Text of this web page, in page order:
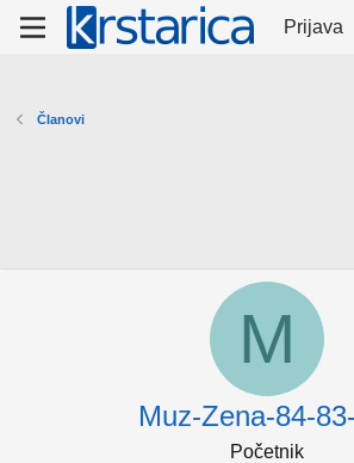
Prijava
Članovi
M
Muz-Zena-84-
Početnik